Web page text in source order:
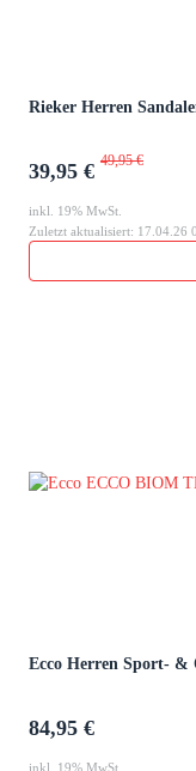
Rieker Herren
39,95 € 49,95 €
inkl. 19% MwSt.
Zuletzt aktualisiert: 17.04.26
Ecco Herren Sport- &
84,95 €
inkl. 19% MwSt.